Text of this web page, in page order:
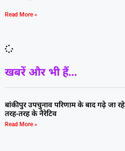
Read More »
खबरें और भी हैं...
बांकीपुर उपचुनाव परिणाम के बाद गढ़े जा रहे
तरह-तरह के नैरेटिव
Read More »